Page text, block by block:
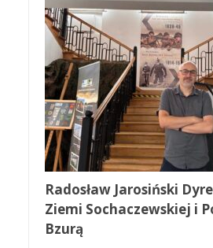
Radosław Jarosiński
Ziemi Sochaczewskiej i
Bzurą